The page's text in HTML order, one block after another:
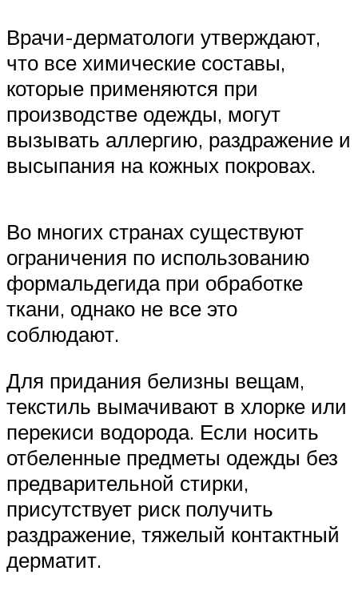
Врачи-дерматологи утверждают,
что все химические составы,
которые применяются при
производстве одежды, могут
вызывать аллергию, раздражение и
высыпания на кожных покровах.
Во многих странах существуют
ограничения по использованию
формальдегида при обработке
ткани, однако не все это
соблюдают.
Для придания белизны вещам,
текстиль вымачивают в хлорке или
перекиси водорода. Если носить
отбеленные предметы одежды без
предварительной стирки,
присутствует риск получить
раздражение, тяжелый контактный
дерматит.